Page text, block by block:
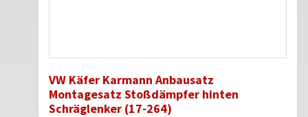
VW Käfer Karmann Anbausatz
Montagesatz Stoßdämpfer hinten
Schräglenker (17-264)